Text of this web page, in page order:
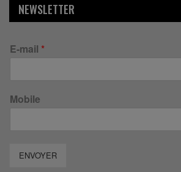
NEWSLETTER
E-mail *
Mobile
ENVOYER